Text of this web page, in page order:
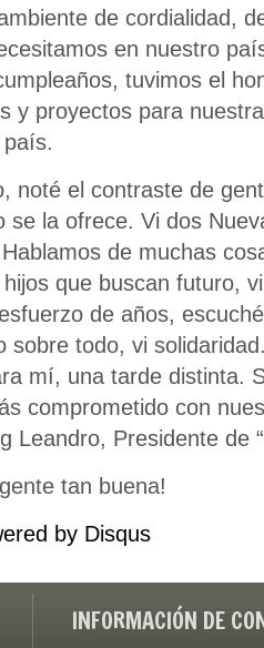
de cordialidad,
en nuestro
tuvimos el
y proyectos para
noté el contraste de
se la ofrece. Vi dos
de muchas
que buscan futuro,
de años,
sobre todo, vi
mí, una tarde distinta.
comprometido con
Leandro, Presidente de
tan buena!
by Disqus
INFORMACIÓN DE